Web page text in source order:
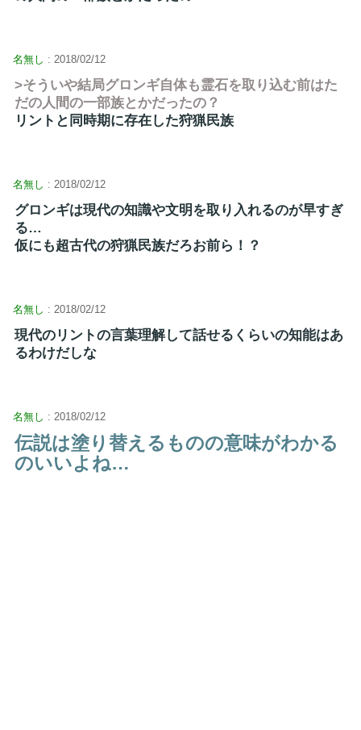
名無し : 2018/02/12
>そういや結局グロンギ自体も霊石を取り込む前はた
だの人間の一部族とかだったの？
リントと同時期に存在した狩猟民族
名無し : 2018/02/12
グロンギは現代の知識や文明を取り入れるのが早すぎ
る…
仮にも超古代の狩猟民族だろお前ら！？
名無し : 2018/02/12
現代のリントの言葉理解して話せるくらいの知能はあ
るわけだしな
名無し : 2018/02/12
伝説は塗り替えるものの意味がわかる
のいいよね…